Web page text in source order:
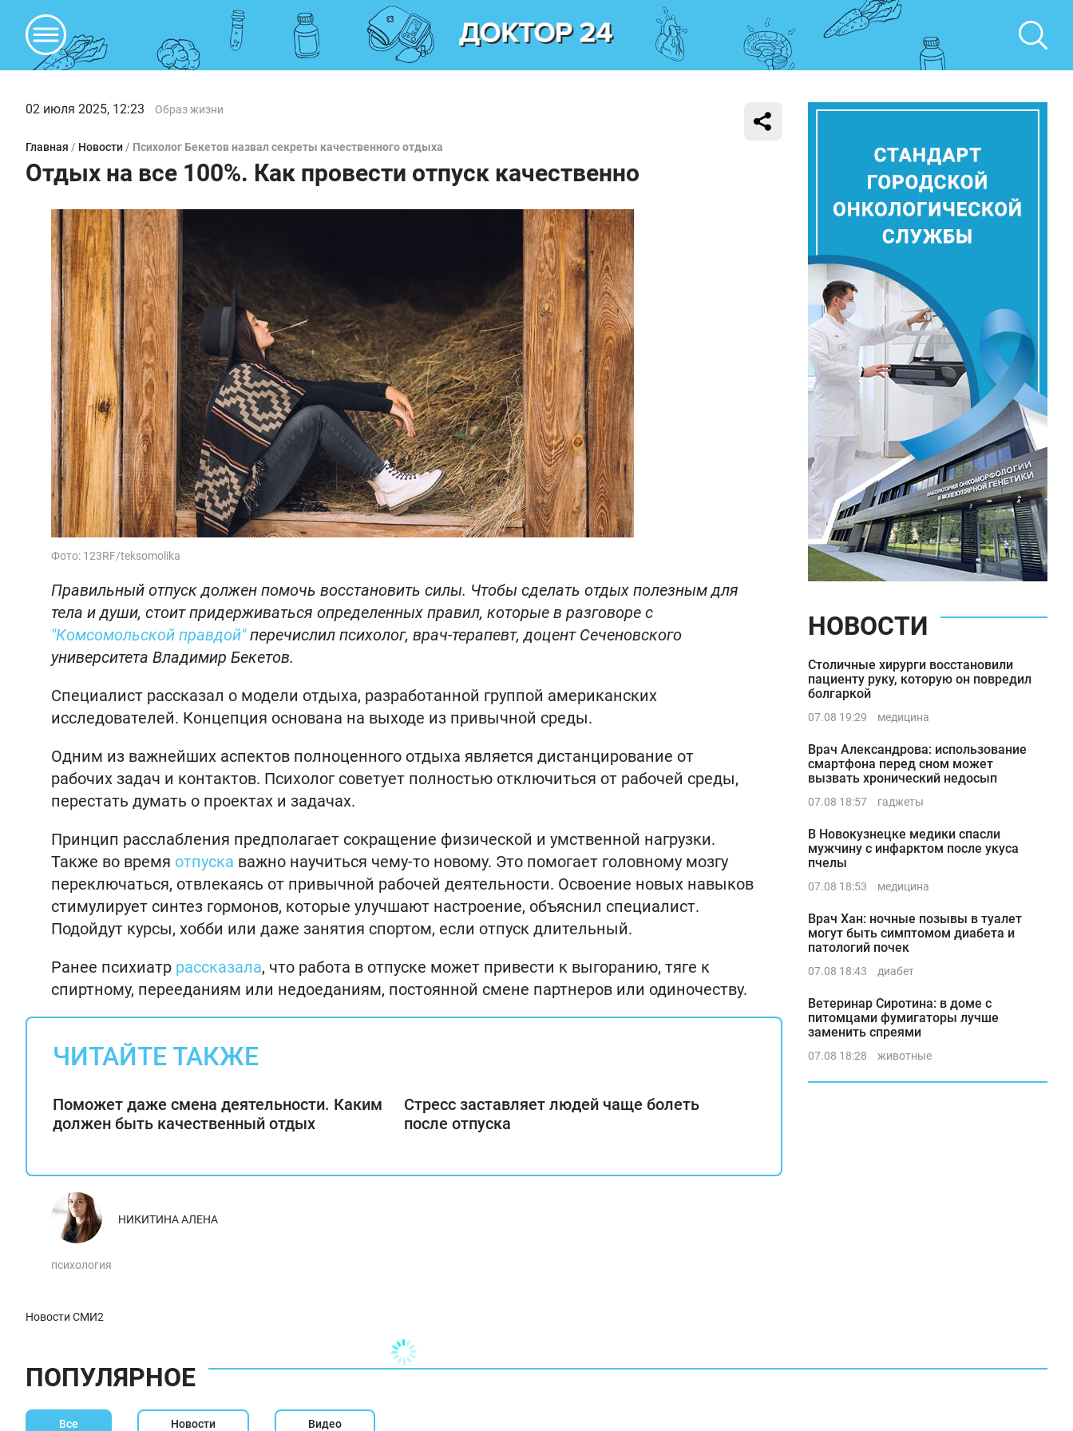
02 июля 2025, 12:23 Образ жизни
Главная / Новости / Психолог Бекетов назвал секреты качественного отдыха
Отдых на все 100%. Как провести отпуск качественно
Фото: 123RF/teksomolika
Правильный отпуск должен помочь восстановить силы. Чтобы сделать отдых полезным для
тела и души, стоит придерживаться определенных правил, которые в разговоре с
"Комсомольской правдой"перечислил психолог, врач-терапевт, доцент Сеченовского
университета Владимир Бекетов.
Специалист рассказал о модели отдыха, разработанной группой американских
исследователей. Концепция основана на выходе из привычной среды.
Одним из важнейших аспектов полноценного отдыха является дистанцирование от
рабочих задач и контактов. Психолог советует полностью отключиться от рабочей среды,
перестать думать о проектах и задачах.
Принцип расслабления предполагает сокращение физической и умственной нагрузки.
Также во время отпуска важно научиться чему-то новому. Это помогает головному мозгу
переключаться, отвлекаясь от привычной рабочей деятельности. Освоение новых навыков
стимулирует синтез гормонов, которые улучшают настроение, объяснил специалист.
Подойдут курсы, хобби или даже занятия спортом, если отпуск длительный.
Ранее психиатр рассказала, что работа в отпуске может привести к выгоранию, тяге к
спиртному, перееданиям или недоеданиям, постоянной смене партнеров или одиночеству.
ЧИТАЙТЕ ТАКЖЕ
Поможет даже смена деятельности. Каким
должен быть качественный отдых
Стресс заставляет людей чаще болеть
после отпуска
НИКИТИНА АЛЕНА
психология
Новости СМИ2
НОВОСТИ
Столичные хирурги восстановили
пациенту руку, которую он повредил
болгаркой
07.08 19:29 медицина
Врач Александрова: использование
смартфона перед сном может
вызвать хронический недосып
07.08 18:57 гаджеты
В Новокузнецке медики спасли
мужчину с инфарктом после укуса
пчелы
07.08 18:53 медицина
Врач Хан: ночные позывы в туалет
могут быть симптомом диабета и
патологий почек
07.08 18:43 диабет
Ветеринар Сиротина: в доме с
питомцами фумигаторы лучше
заменить спреями
07.08 18:28 животные
ПОПУЛЯРНОЕ
Все Новости Видео